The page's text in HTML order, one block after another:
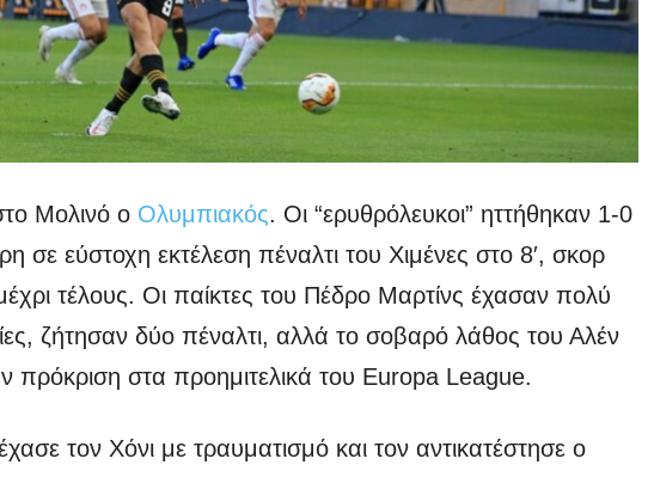
Μολινό ο Ολυμπιακός. Οι “ερυθρόλευκοι” ηττήθηκαν 1-0
σε εύστοχη εκτέλεση πέναλτι του Χιμένες στο 8′, σκορ
τέλους. Οι παίκτες του Πέδρο Μαρτίνς έχασαν πολύ
ζήτησαν δύο πέναλτι, αλλά το σοβαρό λάθος του Αλέν
πρόκριση στα προημιτελικά του Europa League.
τον Χόνι με τραυματισμό και τον αντικατέστησε ο